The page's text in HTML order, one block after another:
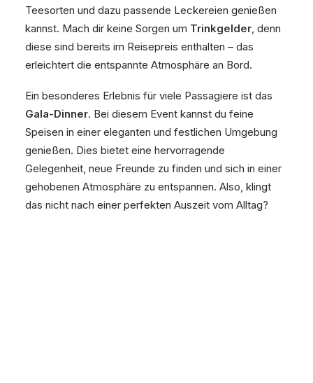
Teesorten und dazu passende Leckereien genießen
kannst. Mach dir keine Sorgen um Trinkgelder, denn
diese sind bereits im Reisepreis enthalten – das
erleichtert die entspannte Atmosphäre an Bord.
Ein besonderes Erlebnis für viele Passagiere ist das
Gala-Dinner. Bei diesem Event kannst du feine
Speisen in einer eleganten und festlichen Umgebung
genießen. Dies bietet eine hervorragende
Gelegenheit, neue Freunde zu finden und sich in einer
gehobenen Atmosphäre zu entspannen. Also, klingt
das nicht nach einer perfekten Auszeit vom Alltag?